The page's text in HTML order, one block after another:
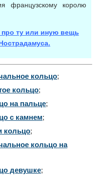
французскому королю
про ту или иную вещь
кольцо;
кольцо;
на пальце;
с камнем;
кольцо;
кольцо на
девушке;